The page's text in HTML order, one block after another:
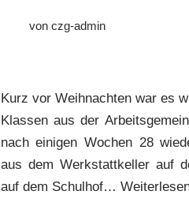
von czg-admin
Kurz vor Weihnachten war es
Klassen aus der
nach einigen Wochen 28
aus dem Werkstattkeller auf
auf dem Schulhof…